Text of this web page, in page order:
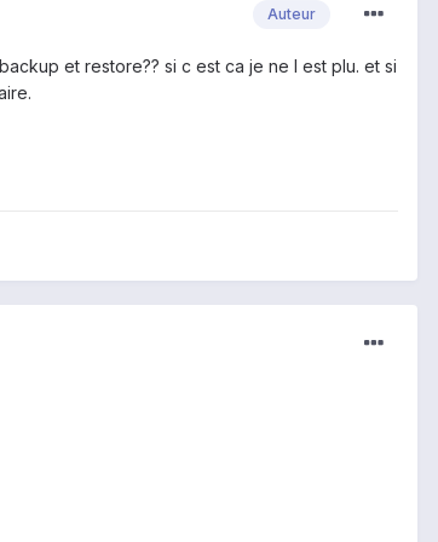
Auteur
et restore?? si c est ca je ne l est plu. et si